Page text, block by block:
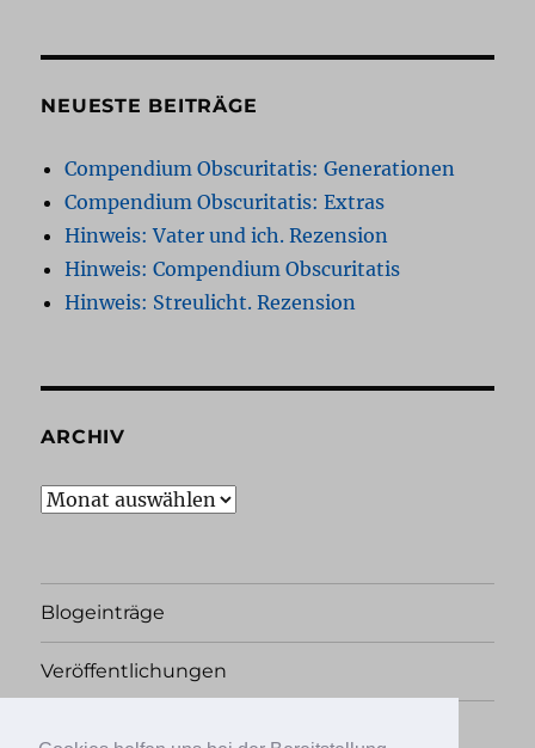
NEUESTE BEITRÄGE
Compendium Obscuritatis: Generationen
Compendium Obscuritatis: Extras
Hinweis: Vater und ich. Rezension
Hinweis: Compendium Obscuritatis
Hinweis: Streulicht. Rezension
ARCHIV
Archiv
Blogeinträge
Veröffentlichungen